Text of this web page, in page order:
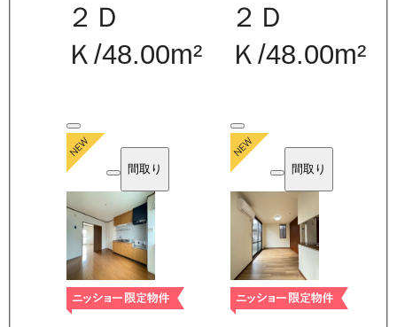
２Ｄ
Ｋ/48.00m²
２Ｄ
Ｋ /48.00m²
間取り 間取り